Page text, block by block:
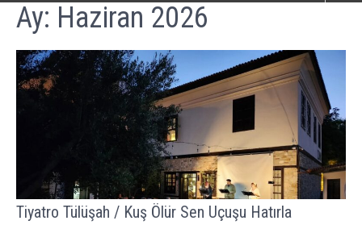
Ay: Haziran 2026
Tiyatro Tülüşah / Kuş Ölür Sen Uçuşu Hatırla